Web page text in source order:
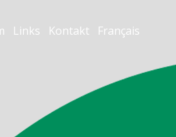
Links Kontakt Français